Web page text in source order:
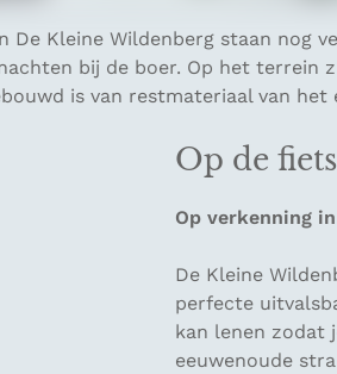
De Kleine Wildenberg staan nog
bij de boer. Op het terrein
is van restmateriaal van het
Op de
Op verkenning
De Kleine
perfecte
kan lenen zodat
eeuwenoude